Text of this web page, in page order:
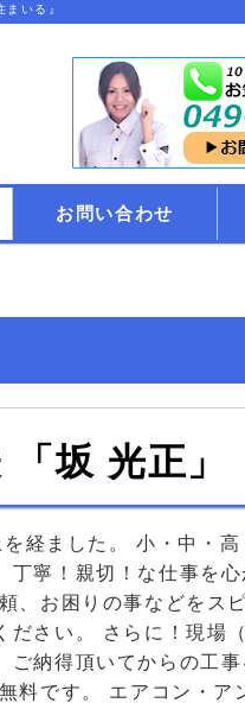
いる』
お問い合わせ
坂 光正」
経ました。 小・中・高
寧！親切！な仕事を心
、お困りの事などをス
ださい。 さらに！現場
ご納得頂いてからの工
料です。 エアコン・ア